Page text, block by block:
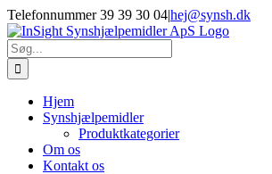
Skip
to
content
Telefonnummer 39 39 30 04|hej@synsh.dk
Søg
efter:
Hjem
Synshjælpemidler
Produktkategorier
Om os
Kontakt os